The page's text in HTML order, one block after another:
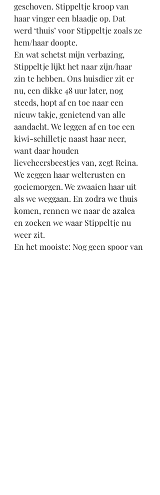
geschoven. Stippeltje kroop van
haar vinger een blaadje op. Dat
werd ‘thuis’ voor Stippeltje zoals ze
hem/haar doopte.
En wat schetst mijn verbazing,
Stippeltje lijkt het naar zijn/haar
zin te hebben. Ons huisdier zit er
nu, een dikke 48 uur later, nog
steeds, hopt af en toe naar een
nieuw takje, genietend van alle
aandacht. We leggen af en toe een
kiwi-schilletje naast haar neer,
want daar houden
lieveheersbeestjes van, zegt Reina.
We zeggen haar welterusten en
goeiemorgen. We zwaaien haar uit
als we weggaan. En zodra we thuis
komen, rennen we naar de azalea
en zoeken we waar Stippeltje nu
weer zit.
En het mooiste: Nog geen spoor van